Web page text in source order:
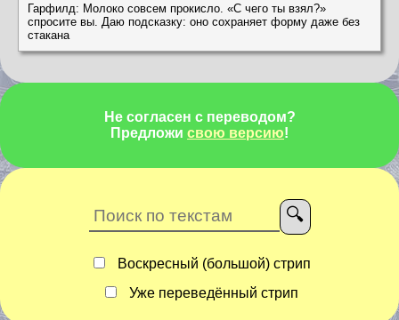
Гарфилд: Молоко совсем прокисло. «С чего ты взял?»
спросите вы. Даю подсказку: оно сохраняет форму даже без
стакана
Не согласен с переводом?
Предложи свою версию!
Воскресный (большой) стрип
Уже переведённый стрип